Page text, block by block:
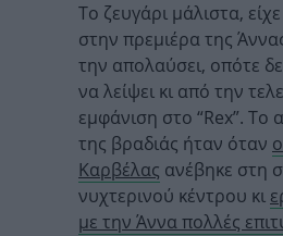
Το ζευγάρι μάλιστα,
στην πρεμιέρα της
την απολαύσει, οπότε
να λείψει κι από την
εμφάνιση στο “Rex”.
της βραδιάς ήταν όταν
Καρβέλας ανέβηκε στη
νυχτερινού κέντρου κι
με την Άννα πολλές